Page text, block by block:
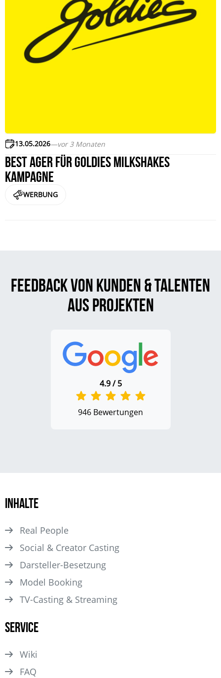
13.05.2026—vor 3 Monaten
Best Ager für Goldies Milkshakes
Kampagne
WERBUNG
Feedback von Kunden & Talenten
aus Projekten
4.9 / 5
946 Bewertungen
Inhalte
Real People
Social & Creator Casting
Darsteller­-Besetzung
Model Booking
TV-Casting & Streaming
Service
Wiki
FAQ